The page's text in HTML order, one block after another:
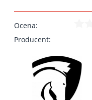
Ocena:
Producent: